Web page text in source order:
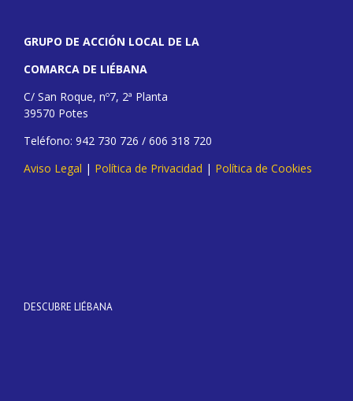
GRUPO DE ACCIÓN LOCAL DE LA
COMARCA DE LIÉBANA
C/ San Roque, nº7, 2ª Planta
39570 Potes
Teléfono: 942 730 726 / 606 318 720
Aviso Legal | Política de Privacidad | Política de Cookies
DESCUBRE LIÉBANA